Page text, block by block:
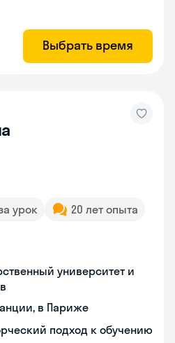
Выбрать время
урок 20 лет опыта
университет и
в Париже
подход к обучению